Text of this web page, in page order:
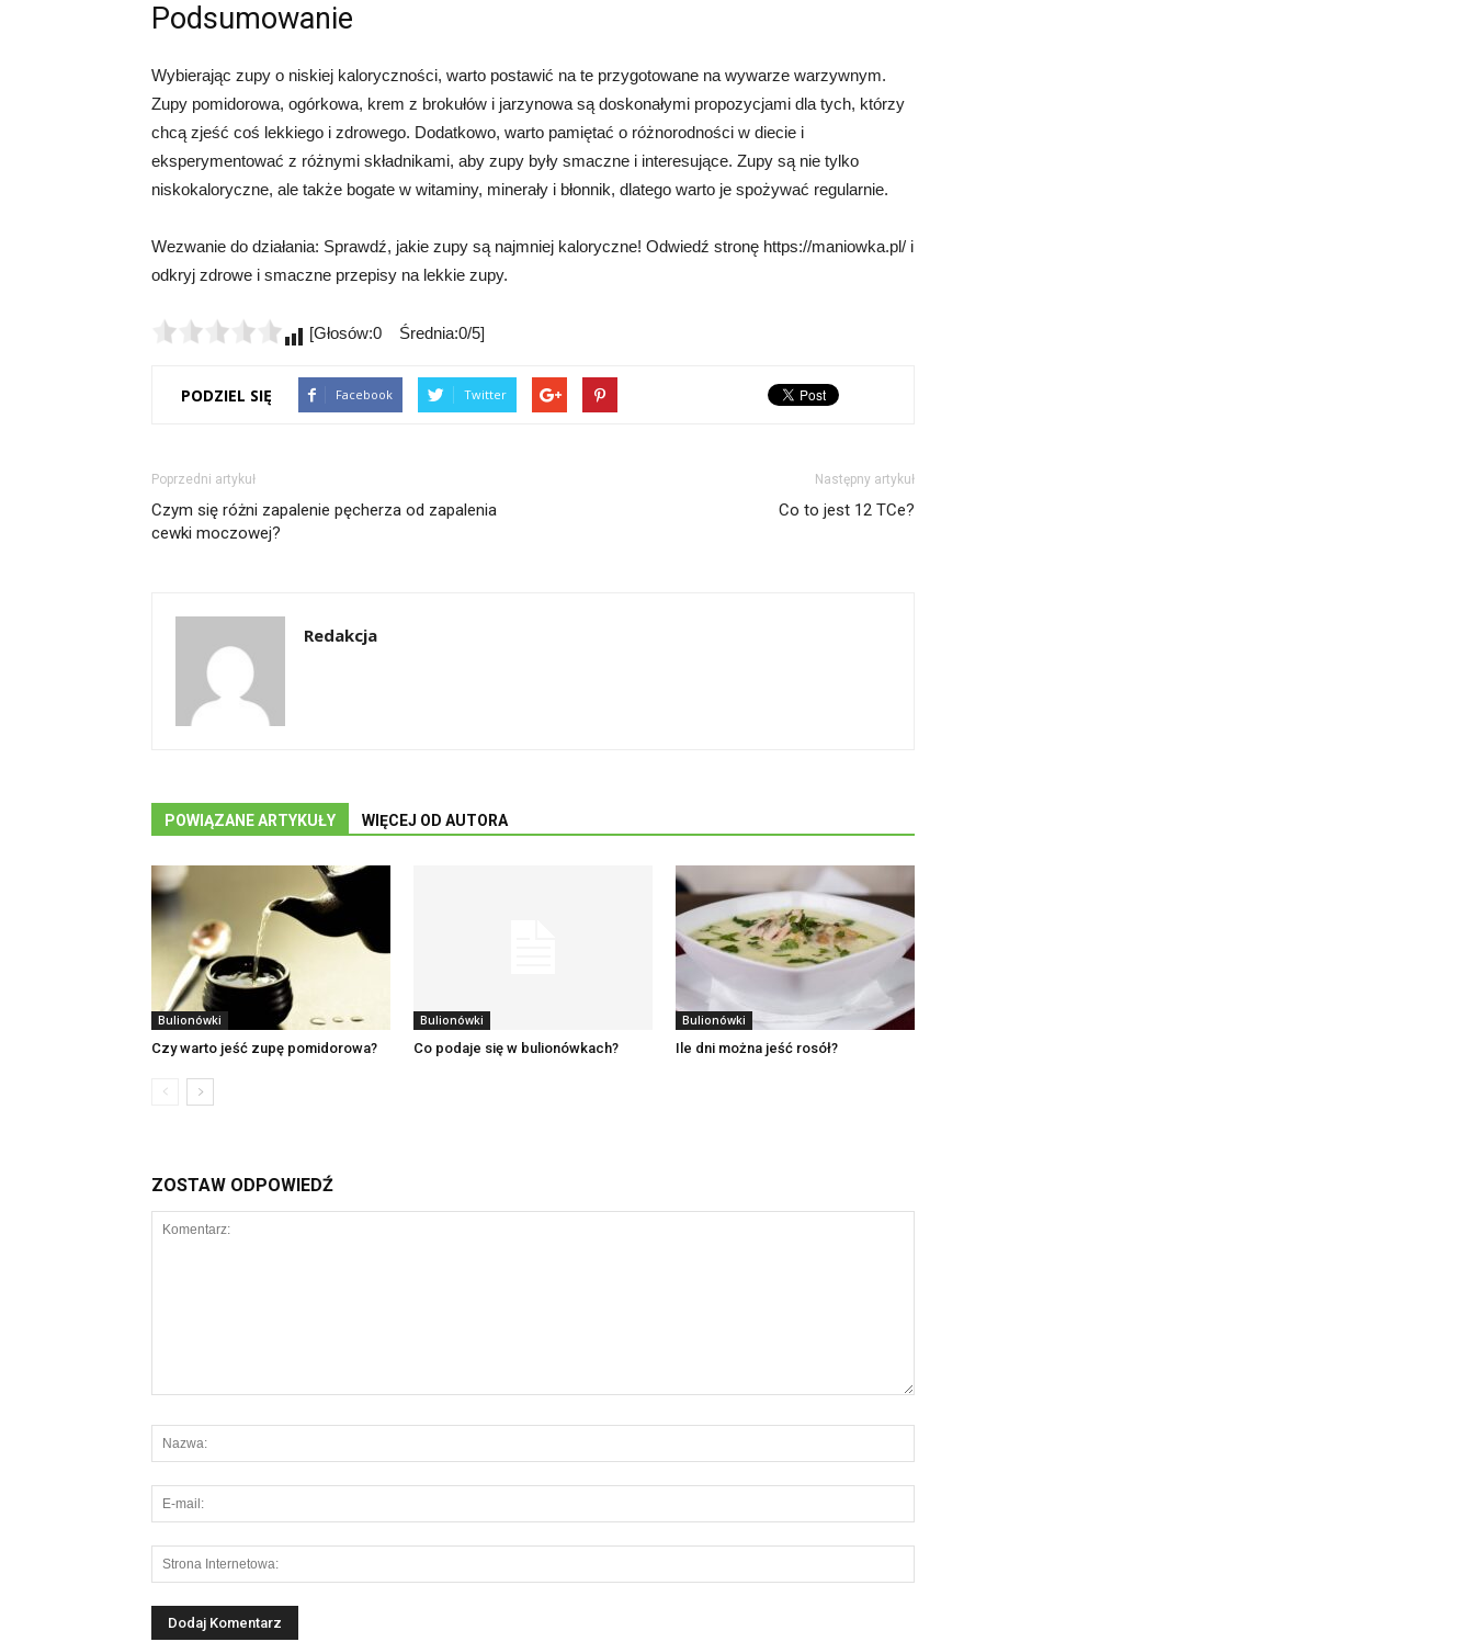
Podsumowanie
Wybierając zupy o niskiej kaloryczności, warto postawić na te przygotowane na wywarze warzywnym.
Zupy pomidorowa, ogórkowa, krem z brokułów i jarzynowa są doskonałymi propozycjami dla tych, którzy
chcą zjeść coś lekkiego i zdrowego. Dodatkowo, warto pamiętać o różnorodności w diecie i
eksperymentować z różnymi składnikami, aby zupy były smaczne i interesujące. Zupy są nie tylko
niskokaloryczne, ale także bogate w witaminy, minerały i błonnik, dlatego warto je spożywać regularnie.
Wezwanie do działania: Sprawdź, jakie zupy są najmniej kaloryczne! Odwiedź stronę https://maniowka.pl/ i
odkryj zdrowe i smaczne przepisy na lekkie zupy.
[Głosów:0 Średnia:0/5]
PODZIEL SIĘ Facebook Twitter
Poprzedni artykuł
Czym się różni zapalenie pęcherza od zapalenia
cewki moczowej?
Następny artykuł
Co to jest 12 TCe?
Redakcja
POWIĄZANE ARTYKUŁY WIĘCEJ OD AUTORA
Bulionówki
Czy warto jeść zupę pomidorowa?
Bulionówki
Co podaje się w bulionówkach?
Bulionówki
Ile dni można jeść rosół?
ZOSTAW ODPOWIEDŹ